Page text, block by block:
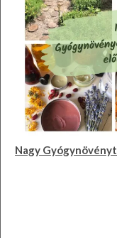
Nagy